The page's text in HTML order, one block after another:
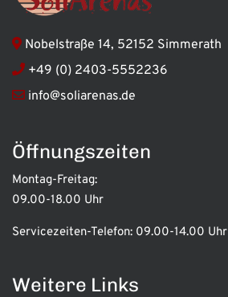
Nobelstraße 14, 52152 Simmerath
+49 (0) 2403-5552236
info@soliarenas.de
Öffnungszeiten
Montag-Freitag:
09.00-18.00 Uhr
Servicezeiten-Telefon: 09.00-14.00 Uhr
Weitere Links